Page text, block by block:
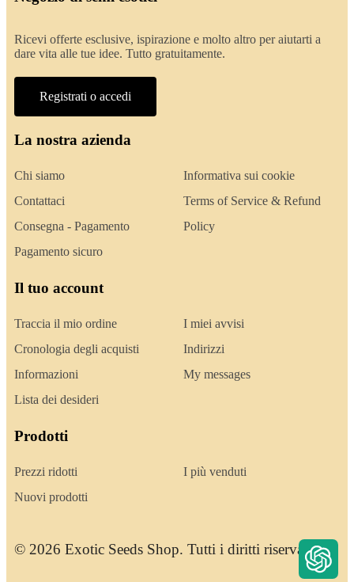
Ricevi offerte esclusive, ispirazione e molto altro per aiutarti a
dare vita alle tue idee. Tutto gratuitamente.
Registrati o accedi
La nostra azienda
Chi siamo
Contattaci
Consegna - Pagamento
Pagamento sicuro
Informativa sui cookie
Terms of Service & Refund
Policy
Il tuo account
Traccia il mio ordine
Cronologia degli acquisti
Informazioni
Lista dei desideri
I miei avvisi
Indirizzi
My messages
Prodotti
Prezzi ridotti
Nuovi prodotti
I più venduti
© 2026 Exotic Seeds Shop. Tutti i diritti riservati.